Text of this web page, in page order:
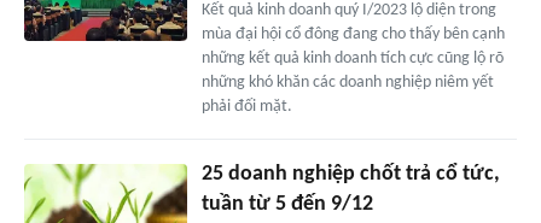
Kết quả kinh doanh quý I/2023 lộ diện trong
mùa đại hội cổ đông đang cho thấy bên cạnh
những kết quả kinh doanh tích cực cũng lộ rõ
những khó khăn các doanh nghiệp niêm yết
phải đối mặt.
25 doanh nghiệp chốt trả cổ tức,
tuần từ 5 đến 9/12